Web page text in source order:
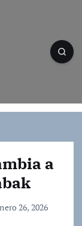
donde
noticias,
baloncesto
a
26, 2026